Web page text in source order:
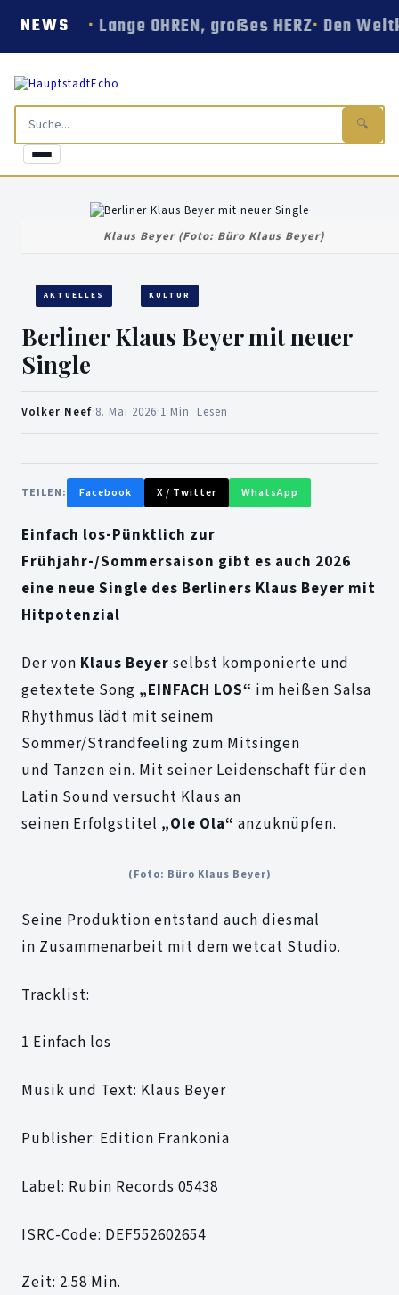
NEWS Lange OHREN, großes HERZ Den
🔍
Klaus Beyer (Foto: Büro Klaus Beyer)
AKTUELLES KULTUR
Berliner Klaus Beyer mit neuer
Single
Volker Neef 8. Mai 2026 1 Min. Lesen
TEILEN: Facebook X / Twitter WhatsApp
Einfach los-Pünktlich zur
Frühjahr-/Sommersaison gibt es auch 2026
eine neue Single des Berliners Klaus Beyer mit
Hitpotenzial
Der von Klaus Beyer selbst komponierte und
getextete Song „EINFACH LOS“ im heißen Salsa
Rhythmus lädt mit seinem
Sommer/Strandfeeling zum Mitsingen
und Tanzen ein. Mit seiner Leidenschaft für den
Latin Sound versucht Klaus an
seinen Erfolgstitel „Ole Ola“ anzuknüpfen.
(Foto: Büro Klaus Beyer)
Seine Produktion entstand auch diesmal
in Zusammenarbeit mit dem wetcat Studio.
Tracklist:
1 Einfach los
Musik und Text: Klaus Beyer
Publisher: Edition Frankonia
Label: Rubin Records 05438
ISRC-Code: DEF552602654
Zeit: 2.58 Min.